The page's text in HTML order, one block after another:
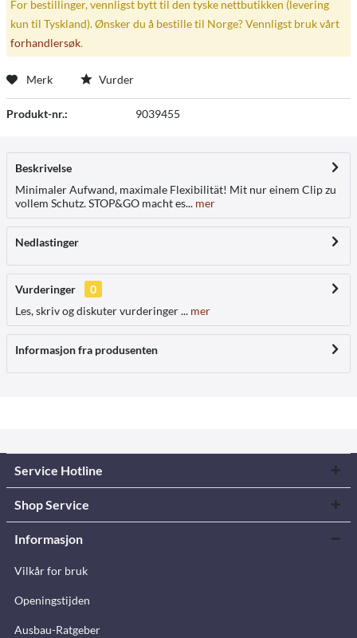
For bestillinger, vennligst bytt til den tyske nettbutikken (levering
kun til Tyskland). Ønsker du å bestille til Norge? Vennligst bruk vårt
forhandlersøk.
Merk Vurder
Produkt-nr.: 9039455
Beskrivelse
Minimaler Aufwand, maximale Flexibilität! Mit nur einem Clip zu
vollem Schutz. STOP&GO macht es... mer
Nedlastinger
Vurderinger
0
Les, skriv og diskuter vurderinger ... mer
Informasjon fra produsenten
Service Hotline
Shop Service
Informasjon
Vilkår for bruk
Openingstijden
Ausbau-Ratgeber